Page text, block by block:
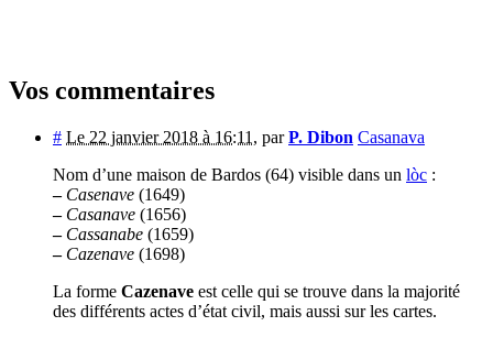
Vos commentaires
# Le 22 janvier 2018 à 16:11 , parP. Dibon Casanava
Nom d’une maison de Bardos (64) visible dans un lòc :
– Casenave (1649)
– Casanave (1656)
– Cassanabe (1659)
– Cazenave (1698)
La forme Cazenave est celle qui se trouve dans la majorité
des différents actes d’état civil, mais aussi sur les cartes.